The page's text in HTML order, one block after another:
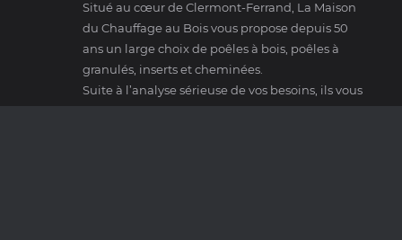
Situé au cœur de Clermont-Ferrand, La Maison
du Chauffage au Bois vous propose depuis 50
ans un large choix de poêles à bois, poêles à
granulés, inserts et cheminées.
Suite à l’analyse sérieuse de vos besoins, ils vous